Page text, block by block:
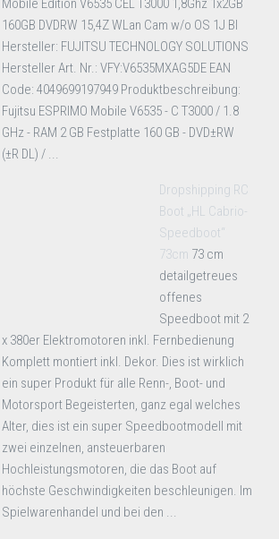
Mobile Edition V6535 CEL T3000 1,8Ghz 1x2GB
160GB DVDRW 15,4Z WLan Cam w/o OS 1J BI
Hersteller: FUJITSU TECHNOLOGY SOLUTIONS
Hersteller Art. Nr.: VFY:V6535MXAG5DE EAN
Code: 4049699197949 Produktbeschreibung:
Fujitsu ESPRIMO Mobile V6535 - C T3000 / 1.8
GHz - RAM 2 GB Festplatte 160 GB - DVD±RW
(±R DL) / ...
Dropshipping RC
Boot „HL Cabrio-
Speedboot“
73cm 73 cm
detailgetreues
offenes
Speedboot mit 2
x 380er Elektromotoren inkl. Fernbedienung
Komplett montiert inkl. Dekor. Dies ist wirklich
ein super Produkt für alle Renn-, Boot- und
Motorsport Begeisterten, ganz egal welches
Alter, dies ist ein super Speedbootmodell mit
zwei einzelnen, ansteuerbaren
Hochleistungsmotoren, die das Boot auf
höchste Geschwindigkeiten beschleunigen. Im
Spielwarenhandel und bei den ...